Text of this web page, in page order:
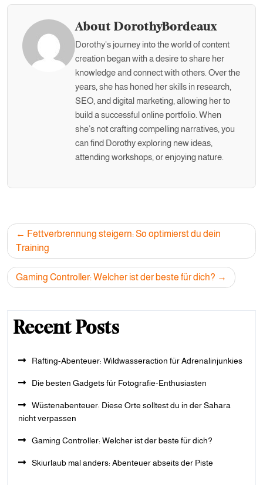
About DorothyBordeaux
Dorothy's journey into the world of content
creation began with a desire to share her
knowledge and connect with others. Over the
years, she has honed her skills in research,
SEO, and digital marketing, allowing her to
build a successful online portfolio. When
she’s not crafting compelling narratives, you
can find Dorothy exploring new ideas,
attending workshops, or enjoying nature.
Post
navigation
Fettverbrennung steigern: So optimierst du dein
Training
Gaming Controller: Welcher ist der beste für dich?
Recent Posts
Rafting-Abenteuer: Wildwasseraction für Adrenalinjunkies
Die besten Gadgets für Fotografie-Enthusiasten
Wüstenabenteuer: Diese Orte solltest du in der Sahara
nicht verpassen
Gaming Controller: Welcher ist der beste für dich?
Skiurlaub mal anders: Abenteuer abseits der Piste